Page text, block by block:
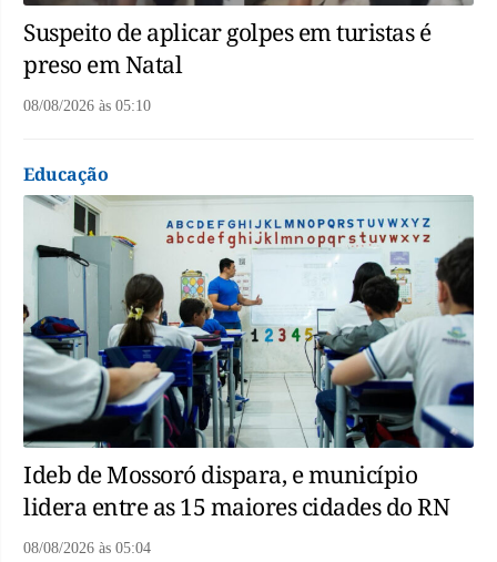
Suspeito de aplicar golpes em turistas é
preso em Natal
08/08/2026 às 05:10
Educação
Ideb de Mossoró dispara, e município
lidera entre as 15 maiores cidades do RN
08/08/2026 às 05:04